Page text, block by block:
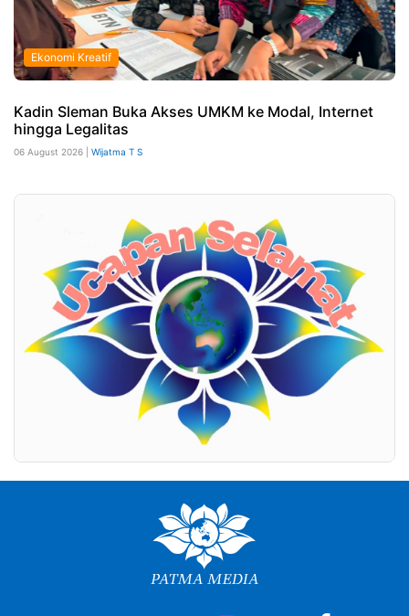
Ekonomi Kreatif
Kadin Sleman Buka Akses UMKM ke Modal, Internet
hingga Legalitas
06 August 2026 | Wijatma T S